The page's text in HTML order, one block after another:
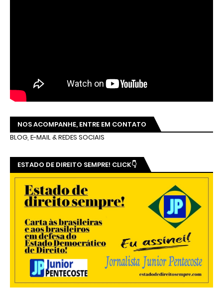
NOS ACOMPANHE, ENTRE EM CONTATO
BLOG, E-MAIL & REDES SOCIAIS
ESTADO DE DIREITO SEMPRE! CLICK👇